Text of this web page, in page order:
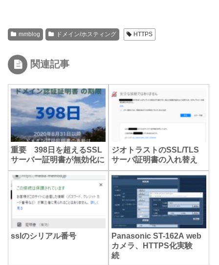
mmblog ドメイン/ホスティング HTTPS
関連記事
重要 398日を超えるSSL
サーバー証明書が無効化に
ジオトラストのSSL/TLS
サーバ証明書の入れ替え
sslのシリアル番号
Panasonic ST-162A web
カメラ、HTTPS化実験
続